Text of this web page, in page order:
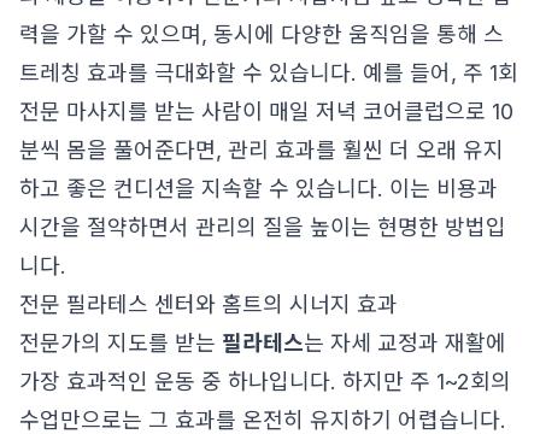
력을 가할 수 있으며, 동시에 다양한 움직임을 통해 스
트레칭 효과를 극대화할 수 있습니다. 예를 들어, 주 1회
전문 마사지를 받는 사람이 매일 저녁 코어클럽으로 10
분씩 몸을 풀어준다면, 관리 효과를 훨씬 더 오래 유지
하고 좋은 컨디션을 지속할 수 있습니다. 이는 비용과
시간을 절약하면서 관리의 질을 높이는 현명한 방법입
니다.
전문 필라테스 센터와 홈트의 시너지 효과
전문가의 지도를 받는 필라테스는 자세 교정과 재활에
가장 효과적인 운동 중 하나입니다. 하지만 주 1~2회의
수업만으로는 그 효과를 온전히 유지하기 어렵습니다.